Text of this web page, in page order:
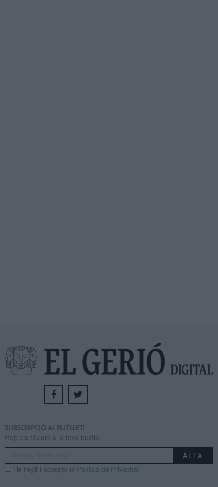
SUBSCRIPCIÓ AL BUTLLETÍ
Rep els titulars a la teva bústia
He llegit i accepto la Política de Privacitat